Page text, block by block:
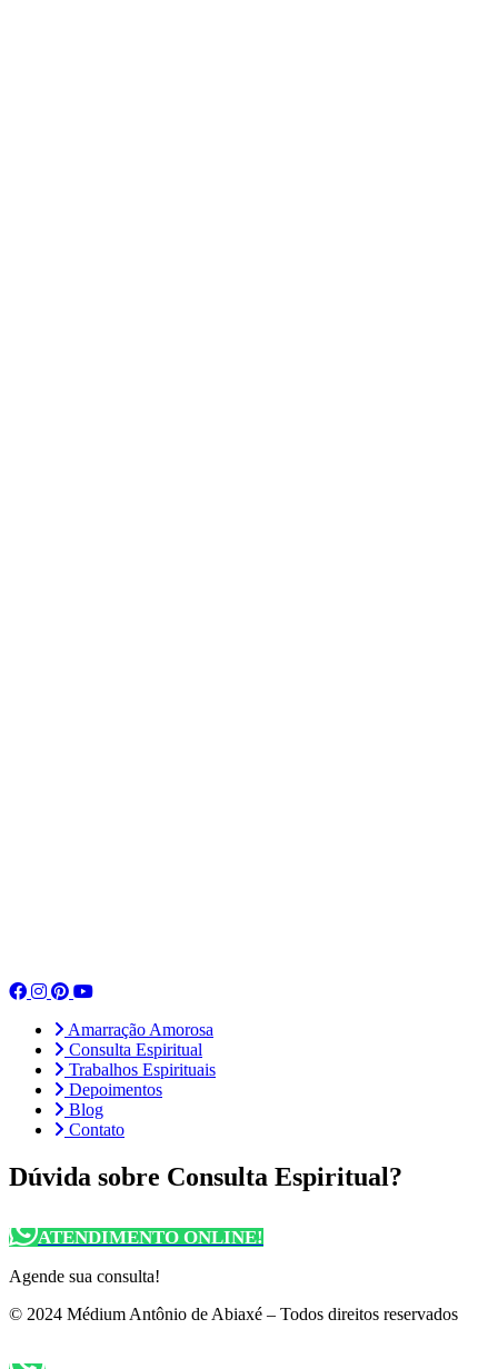
Amarração Amorosa
Consulta Espiritual
Trabalhos Espirituais
Depoimentos
Blog
Contato
Dúvida sobre Consulta Espiritual?
ATENDIMENTO ONLINE!
Agende sua consulta!
© 2024 Médium Antônio de Abiaxé – Todos direitos reservados